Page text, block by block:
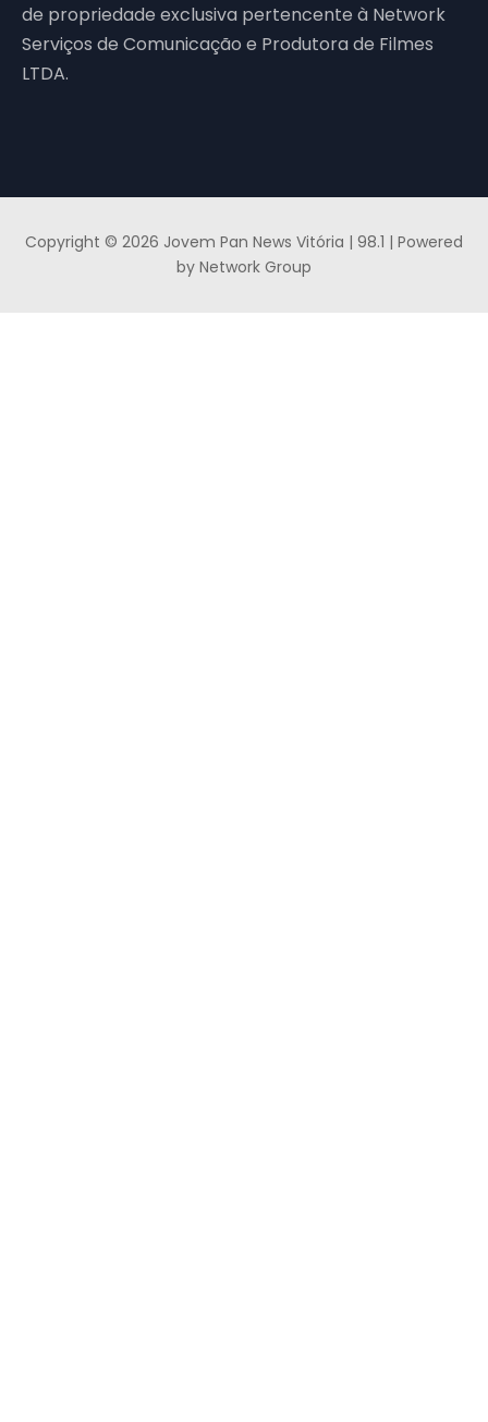
de propriedade exclusiva pertencente à Network
Serviços de Comunicação e Produtora de Filmes
LTDA.
Copyright © 2026 Jovem Pan News Vitória | 98.1 | Powered
by Network Group